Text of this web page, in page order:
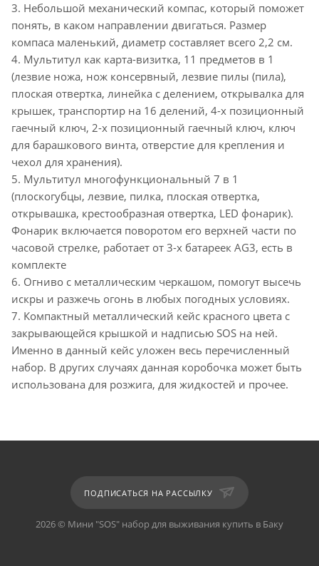
3. Небольшой механический компас, который поможет
понять, в каком направлении двигаться. Размер
компаса маленький, диаметр составляет всего 2,2 см.
4. Мультитул как карта-визитка, 11 предметов в 1
(лезвие ножа, нож консервный, лезвие пилы (пила),
плоская отвертка, линейка с делением, открывалка для
крышек, транспортир на 16 делений, 4-х позиционный
гаечный ключ, 2-х позиционный гаечный ключ, ключ
для барашкового винта, отверстие для крепления и
чехол для хранения).
5. Мультитул многофункциональный 7 в 1
(плоскогубцы, лезвие, пилка, плоская отвертка,
открывашка, крестообразная отвертка, LED фонарик).
Фонарик включается поворотом его верхней части по
часовой стрелке, работает от 3-х батареек AG3, есть в
комплекте
6. Огниво с металлическим черкашом, помогут высечь
искры и разжечь огонь в любых погодных условиях.
7. Компактный металлический кейс красного цвета с
закрывающейся крышкой и надписью SOS на ней.
Именно в данный кейс уложен весь перечисленный
набор. В других случаях данная коробочка может быть
использована для розжига, для жидкостей и прочее.
ПОДПИСАТЬСЯ НА РАССЫЛКУ
2026 © Мини "SOS" набор для выживания купить в Баку